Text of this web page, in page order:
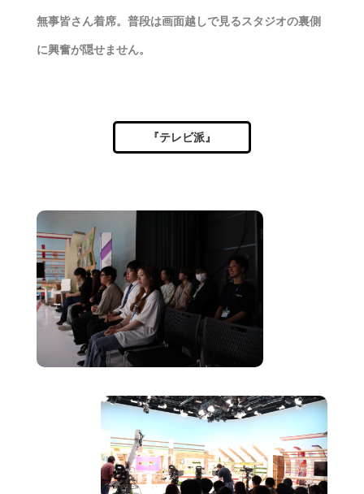
無事皆さん着席。普段は画面越しで見るスタジオの裏側
に興奮が隠せません。
『テレビ派』